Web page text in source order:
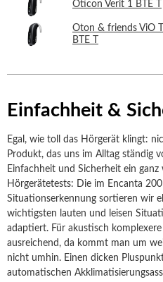
Oticon Verit 1 BTE T
Oton & friends ViO
BTE T
Einfachheit &
Egal, wie toll das Hörgerät klingt:
Produkt, das uns im Alltag ständig
Einfachheit und Sicherheit ein
Hörgerätetests: Die im Encanta
Situationserkennung sortieren wir
wichtigsten lauten und leisen
adaptiert. Für akustisch
ausreichend, da kommt man um
nicht umhin. Einen dicken
automatischen